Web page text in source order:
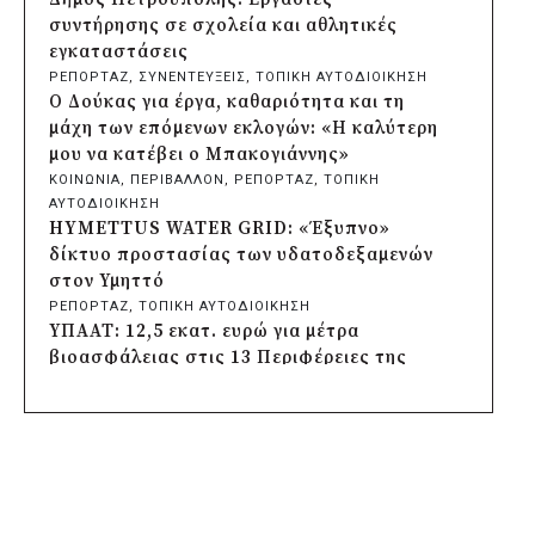
Σωτήρος
πριν από 3 μέρες
Περιφέρεια Αττικής: Έξι συμπεράσματα
για την ψηφιακή μετάβαση των
επιχειρήσεων
πριν από 3 μέρες
Δήμος Σαρωνικού και ΑΡΧΕΛΩΝ
ενημερώνουν τους λουόμενους για τη
συνύπαρξη με τις θαλάσσιες χελώνες
πριν από 3 μέρες
Δήμος Κυθήρων: Απαγόρευση πρόσβασης
στην παραλία Λυκοδήμου για λόγους
ασφαλείας
πριν από 3 μέρες
συντήρησης σε σχολεία και αθλητικές
εγκαταστάσεις
ΡΕΠΟΡΤΑΖ, ΣΥΝΕΝΤΕΥΞΕΙΣ, ΤΟΠΙΚΗ ΑΥΤΟΔΙΟΙΚΗΣΗ
Ο Δούκας για έργα, καθαριότητα και τη
μάχη των επόμενων εκλογών: «Η καλύτερη
μου να κατέβει ο Μπακογιάννης»
ΚΟΙΝΩΝΙΑ, ΠΕΡΙΒΑΛΛΟΝ , ΡΕΠΟΡΤΑΖ, ΤΟΠΙΚΗ
ΑΥΤΟΔΙΟΙΚΗΣΗ
HYMETTUS WATER GRID: «Έξυπνο»
δίκτυο προστασίας των υδατοδεξαμενών
στον Υμηττό
ΡΕΠΟΡΤΑΖ, ΤΟΠΙΚΗ ΑΥΤΟΔΙΟΙΚΗΣΗ
ΥΠΑΑΤ: 12,5 εκατ. ευρώ για μέτρα
βιοασφάλειας στις 13 Περιφέρειες της
ΚΟΙΝΩΝΙΑ, ΤΟΠΙΚΗ ΑΥΤΟΔΙΟΙΚΗΣΗ, ΥΠΟΔΟΜΕΣ